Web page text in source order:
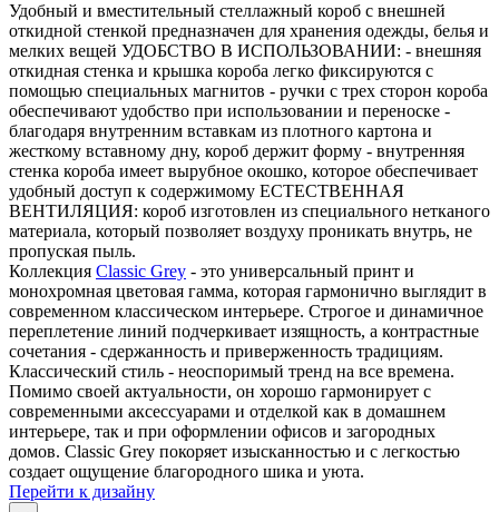
Удобный и вместительный стеллажный короб с внешней
откидной стенкой предназначен для хранения одежды, белья и
мелких вещей УДОБСТВО В ИСПОЛЬЗОВАНИИ: - внешняя
откидная стенка и крышка короба легко фиксируются с
помощью специальных магнитов - ручки с трех сторон короба
обеспечивают удобство при использовании и переноске -
благодаря внутренним вставкам из плотного картона и
жесткому вставному дну, короб держит форму - внутренняя
стенка короба имеет вырубное окошко, которое обеспечивает
удобный доступ к содержимому ЕСТЕСТВЕННАЯ
ВЕНТИЛЯЦИЯ: короб изготовлен из специального нетканого
материала, который позволяет воздуху проникать внутрь, не
пропуская пыль.
Коллекция Classic Grey - это универсальный принт и
монохромная цветовая гамма, которая гармонично выглядит в
современном классическом интерьере. Строгое и динамичное
переплетение линий подчеркивает изящность, а контрастные
сочетания - сдержанность и приверженность традициям.
Классический стиль - неоспоримый тренд на все времена.
Помимо своей актуальности, он хорошо гармонирует с
современными аксессуарами и отделкой как в домашнем
интерьере, так и при оформлении офисов и загородных
домов. Classic Grey покоряет изысканностью и с легкостью
создает ощущение благородного шика и уюта.
Перейти к дизайну